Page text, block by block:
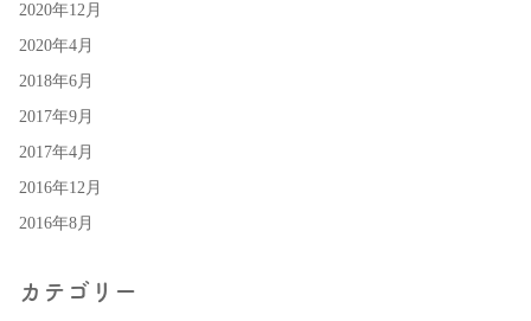
2020年12月
2020年4月
2018年6月
2017年9月
2017年4月
2016年12月
2016年8月
カテゴリー